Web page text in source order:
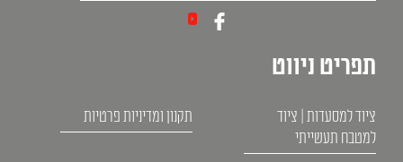
תפריט ניווט
ציוד למסעדות | ציוד
למטבח תעשייתי
תקנון ומדיניות פרטיות